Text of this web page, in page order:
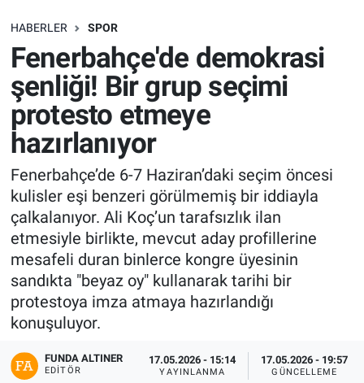
HABERLER SPOR
Fenerbahçe'de demokrasi
şenliği! Bir grup seçimi
protesto etmeye
hazırlanıyor
Fenerbahçe’de 6-7 Haziran’daki seçim öncesi
kulisler eşi benzeri görülmemiş bir iddiayla
çalkalanıyor. Ali Koç’un tarafsızlık ilan
etmesiyle birlikte, mevcut aday profillerine
mesafeli duran binlerce kongre üyesinin
sandıkta "beyaz oy" kullanarak tarihi bir
protestoya imza atmaya hazırlandığı
konuşuluyor.
FUNDA ALTINER
EDITÖR
17.05.2026 - 15:14
YAYINLANMA
17.05.2026 - 19:57
GÜNCELLEME
SAĞLIK
EKONOMİ
EĞİTİM
ÖZEL HABER
Keşfet
ASTROLOJİ
MANŞET
RESMİ İLANLAR
İLAN